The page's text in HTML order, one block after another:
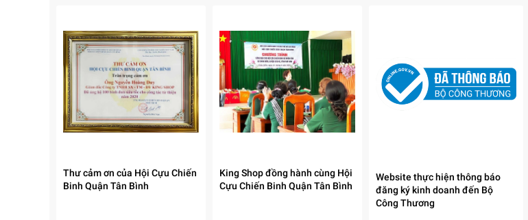
Thư cảm ơn của Hội Cựu Chiến
Binh Quận Tân Bình
King Shop đồng hành cùng Hội
Cựu Chiến Binh Quận Tân Bình
Website thực hiện thông báo
đăng ký kinh doanh đến Bộ
Công Thương